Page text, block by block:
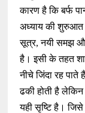
कारण है कि बर्फ
अध्याय की शुरुआत
सूत्र, नयी समझ
है। इसी के तहत
नीचे जिंदा रह पाते
ढकी होती है लेकिन
यही सृष्टि है। जिसे